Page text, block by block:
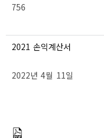
756
2021 손익계산서
2022년 4월 11일